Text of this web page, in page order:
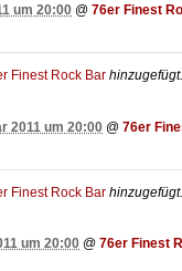
um 20:00 @ 76er Finest
Finest Rock Bar hinzugefügt.
2011 um 20:00 @ 76er
Finest Rock Bar hinzugefügt.
um 20:00 @ 76er Finest